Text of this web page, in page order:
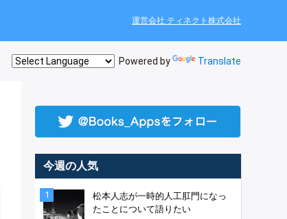
運営会社 ティネクト株式会社
Powered by Translate
今週の人気
1
松本人志が一時的人工肛門になっ
たことについて語りたい